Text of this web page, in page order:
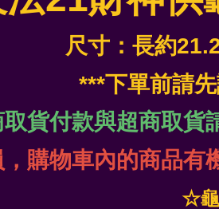
尺寸：長約
***下單前請
取貨付款與超商取貨
購物車內的商品有
☆